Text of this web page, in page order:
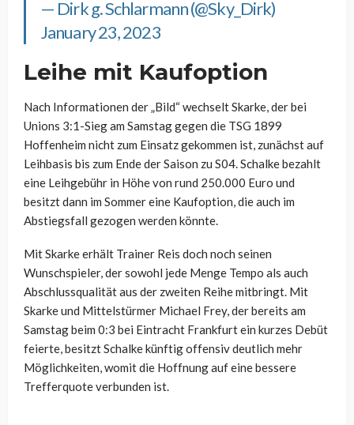
— Dirk g. Schlarmann (@Sky_Dirk)
January 23, 2023
Leihe mit Kaufoption
Nach Informationen der „Bild“ wechselt Skarke, der bei
Unions 3:1-Sieg am Samstag gegen die TSG 1899
Hoffenheim nicht zum Einsatz gekommen ist, zunächst auf
Leihbasis bis zum Ende der Saison zu S04. Schalke bezahlt
eine Leihgebühr in Höhe von rund 250.000 Euro und
besitzt dann im Sommer eine Kaufoption, die auch im
Abstiegsfall gezogen werden könnte.
Mit Skarke erhält Trainer Reis doch noch seinen
Wunschspieler, der sowohl jede Menge Tempo als auch
Abschlussqualität aus der zweiten Reihe mitbringt. Mit
Skarke und Mittelstürmer Michael Frey, der bereits am
Samstag beim 0:3 bei Eintracht Frankfurt ein kurzes Debüt
feierte, besitzt Schalke künftig offensiv deutlich mehr
Möglichkeiten, womit die Hoffnung auf eine bessere
Trefferquote verbunden ist.